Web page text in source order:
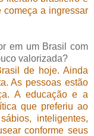
começa a ingressar
em um Brasil com
valorizada?
de hoje. Ainda
As pessoas estão
A educação e a
que preferiu ao
inteligentes,
conforme seus